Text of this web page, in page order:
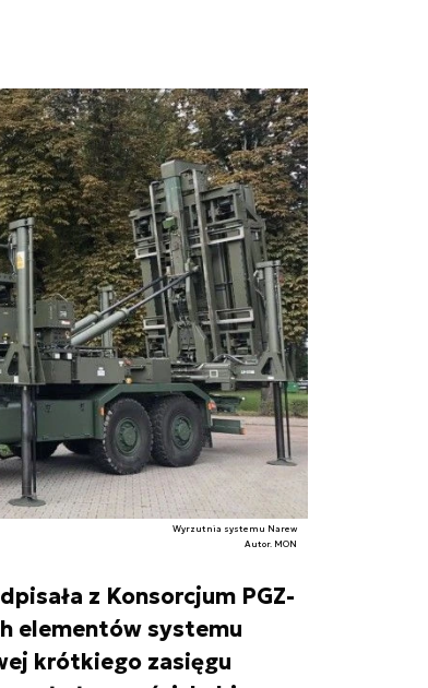
Wyrzutnia systemu Narew
Autor. MON
z Konsorcjum PGZ-
elementów systemu
krótkiego zasięgu